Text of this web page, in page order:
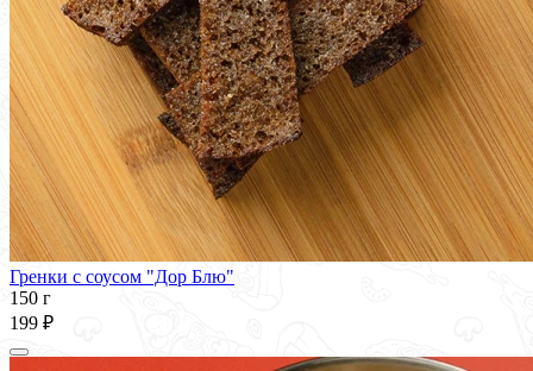
Гренки с соусом "Дор Блю"
150 г
199 ₽